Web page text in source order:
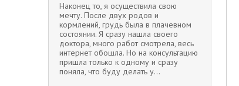
Наконец то, я осуществила свою
мечту. После двух родов и
кормлений, грудь была в плачевном
состоянии. Я сразу нашла своего
доктора, много работ смотрела, весь
интернет обошла. Но на консультацию
пришла только к одному и сразу
поняла, что буду делать у...